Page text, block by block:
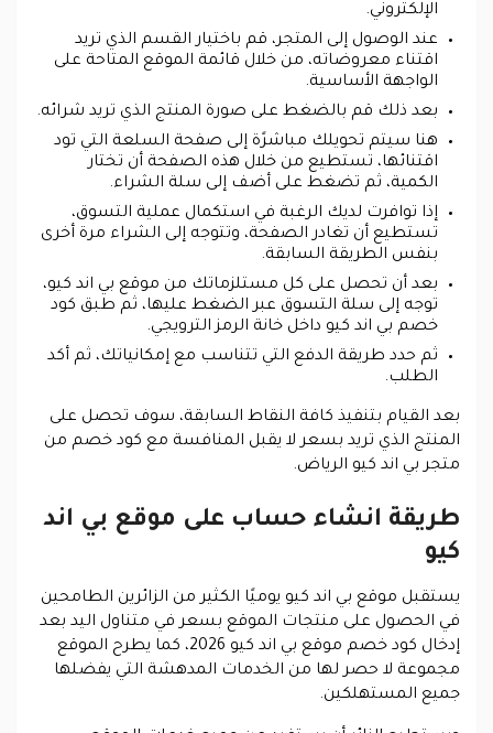
الإلكتروني.
عند الوصول إلى المتجر، قم باختيار القسم الذي تريد
اقتناء معروضاته، من خلال قائمة الموقع المتاحة على
الواجهة الأساسية.
بعد ذلك قم بالضغط على صورة المنتج الذي تريد شرائه.
هنا سيتم تحويلك مباشرًة إلى صفحة السلعة التي تود
اقتنائها، تستطيع من خلال هذه الصفحة أن تختار
الكمية، ثم تضغط على أضف إلى سلة الشراء.
إذا توافرت لديك الرغبة في استكمال عملية التسوق،
تستطيع أن تغادر الصفحة، وتتوجه إلى الشراء مرة أخرى
بنفس الطريقة السابقة.
بعد أن تحصل على كل مستلزماتك من موقع بي اند كيو،
توجه إلى سلة التسوق عبر الضغط عليها، ثم طبق كود
خصم بي اند كيو داخل خانة الرمز الترويجي.
ثم حدد طريقة الدفع التي تتناسب مع إمكانياتك، ثم أكد
الطلب.
بعد القيام بتنفيذ كافة النقاط السابقة، سوف تحصل على
المنتج الذي تريد بسعر لا يقبل المنافسة مع كود خصم من
متجر بي اند كيو الرياض.
طريقة انشاء حساب على موقع بي اند
كيو
يستقبل موقع بي اند كيو يوميًا الكثير من الزائرين الطامحين
في الحصول على منتجات الموقع بسعر في متناول اليد بعد
إدخال كود خصم موقع بي اند كيو 2026، كما يطرح الموقع
مجموعة لا حصر لها من الخدمات المدهشة التي يفضلها
جميع المستهلكين.